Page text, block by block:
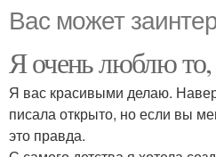
Вас может
Я очень люблю
Я вас красивыми делаю.
писала открыто, но если вы
это правда.